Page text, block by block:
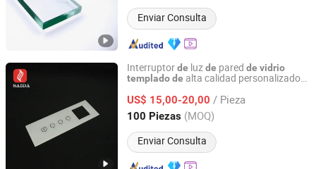
Enviar Consulta
Interruptorde luzde pared de vidrio
templadode alta calidad personalizado
eléctrico
US$ 15,00-20,00 / Pieza
100 Piezas (MOQ)
Enviar Consulta
DONGGUAN SAIDA GLASS CO.,LTD
Guangdong, China Desde 2018